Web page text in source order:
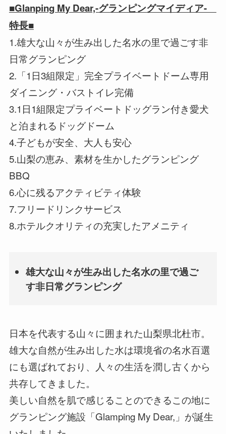
■Glanping My Dear,-グランピングマイディア-
特長■
1.雄大な山々が生み出した名水の里で過ごす非
日常グランピング
2.「1日3組限定」完全プライベートドーム専用
ダイニング・バストイレ完備
3.1日1組限定プライベートドッグラン付き愛犬
と泊まれるドッグドーム
4.子どもが安全、大人も安心
5.山梨の恵み、素材を生かしたグランピング
BBQ
6.心に残るアクティビティ体験
7.フリードリンクサービス
8.ホテルクオリティの充実したアメニティ
雄大な山々が生み出した名水の里で過ご
す非日常グランピング
日本を代表する山々に囲まれた山梨県北杜市。
雄大な自然が生み出した水は環境省の名水百選
にも選ばれており、人々の生活を潤し古くから
共存してきました。
美しい自然を肌で感じることのできるこの地に
グランピング施設「Glamping My Dear,」が誕生